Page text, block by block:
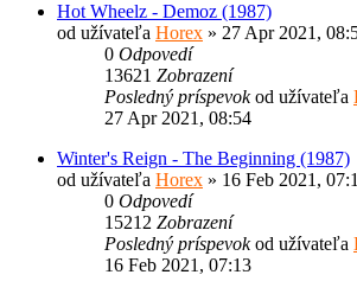
Hot Wheelz - Demoz (1987)
od užívateľa Horex » 27 Apr 2021,
0 Odpovedí
13621 Zobrazení
Posledný príspevokod užívateľa
27 Apr 2021, 08:54
Winter's Reign - The Beginning (1987)
od užívateľa Horex » 16 Feb 2021,
0 Odpovedí
15212 Zobrazení
Posledný príspevokod užívateľa
16 Feb 2021, 07:13